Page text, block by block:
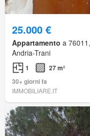
25.000 €
Appartamento a
Andria-Trani
1
27 m²
30+ giorni fa
IMMOBILIARE.IT